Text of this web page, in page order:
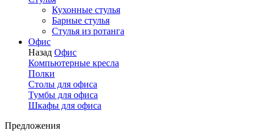
Кухонные стулья
Барные стулья
Стулья из ротанга
Офис
Назад Офис
Компьютерные кресла
Полки
Столы для офиса
Тумбы для офиса
Шкафы для офиса
Предложения